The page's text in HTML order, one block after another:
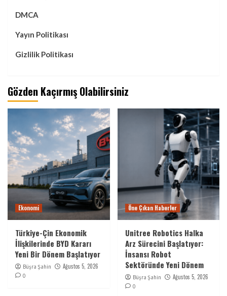
DMCA
Yayın Politikası
Gizlilik Politikası
Gözden Kaçırmış Olabilirsiniz
Ekonomi
Türkiye-Çin Ekonomik
İlişkilerinde BYD Kararı
Yeni Bir Dönem Başlatıyor
Büşra Şahin Ağustos 5, 2026
0
Öne Çıkan Haberler
Unitree Robotics Halka
Arz Sürecini Başlatıyor:
İnsansı Robot
Sektöründe Yeni Dönem
Büşra Şahin Ağustos 5, 2026
0